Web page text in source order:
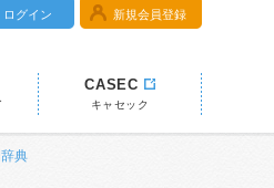
ログイン 新規会員登録
CASEC
キャセック
典